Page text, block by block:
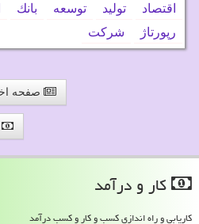
اقتصاد تولید توسعه بانك
رپورتاژ
شركت
صفحه
كار و درآمد
کاریابی و راه اندازی کسب و کار و کسب درآمد